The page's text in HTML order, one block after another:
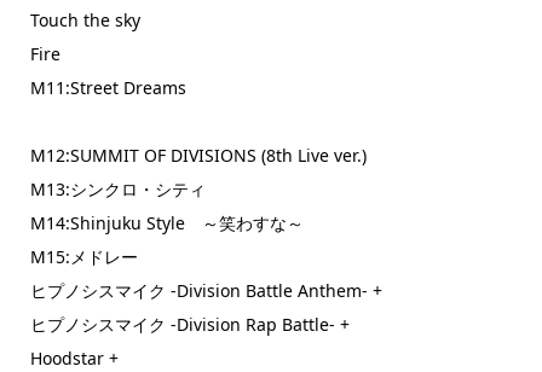
Touch the sky
Fire
M11:Street Dreams
M12:SUMMIT OF DIVISIONS (8th Live ver.)
M13:シンクロ・シティ
M14:Shinjuku Style ～笑わすな～
M15:メドレー
ヒプノシスマイク -Division Battle Anthem- +
ヒプノシスマイク -Division Rap Battle- +
Hoodstar +